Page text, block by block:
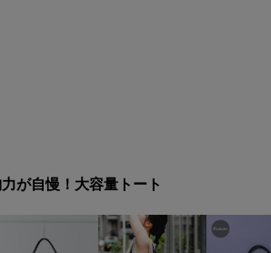
が自慢！大容量トート